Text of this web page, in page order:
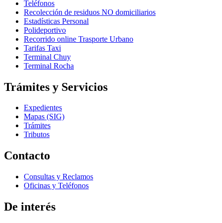
Teléfonos
Recolección de residuos NO domiciliarios
Estadísticas Personal
Polideportivo
Recorrido online Trasporte Urbano
Tarifas Taxi
Terminal Chuy
Terminal Rocha
Trámites y Servicios
Expedientes
Mapas (SIG)
Trámites
Tributos
Contacto
Consultas y Reclamos
Oficinas y Teléfonos
De interés